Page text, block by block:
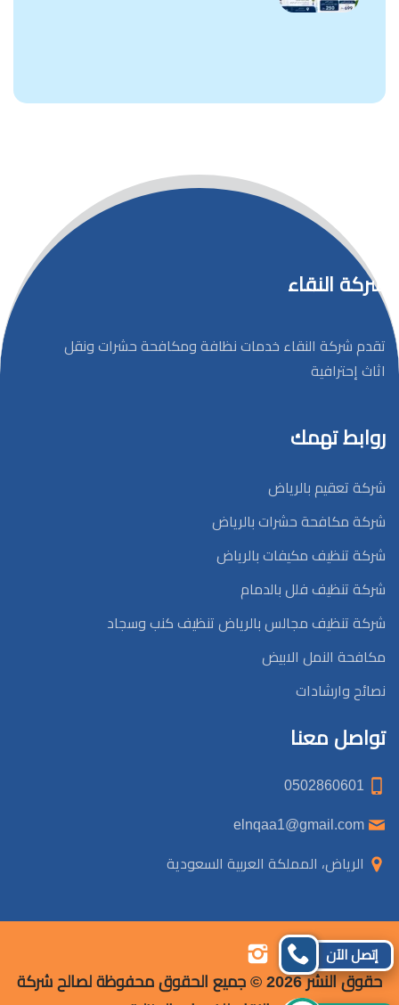
شركة النقاء
تقدم شركة النقاء خدمات نظافة ومكافحة حشرات ونقل
اثاث إحترافية
روابط تهمك
شركة تعقيم بالرياض
شركة مكافحة حشرات بالرياض
شركة تنظيف مكيفات بالرياض
شركة تنظيف فلل بالدمام
شركة تنظيف مجالس بالرياض تنظيف كنب وسجاد
مكافحة النمل الابيض
نصائح وارشادات
تواصل معنا
الرياض، المملكة العربية السعودية
تابعنا
على
تابعنا
على
تابعنا
على على
حقوق النشر 2026 © جميع الحقوق محفوظة لصالح شركة
إتصل الآن